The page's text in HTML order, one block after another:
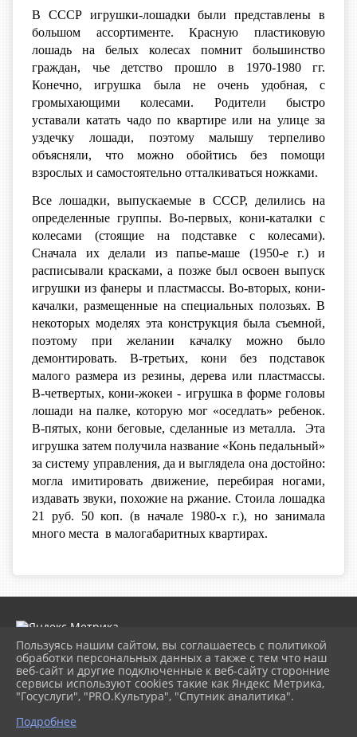
В СССР игрушки-лошадки были представлены в
большом ассортименте. Красную пластиковую
лошадь на белых колесах помнит большинство
граждан, чье детство прошло в 1970-1980 гг.
Конечно, игрушка была не очень удобная, с
громыхающими колесами. Родители быстро
уставали катать чадо по квартире или на улице за
уздечку лошади, поэтому малышу терпеливо
объясняли, что можно обойтись без помощи
взрослых и самостоятельно отталкиваться ножками.
Все лошадки, выпускаемые в СССР, делились на
определенные группы. Во-первых, кони-каталки с
колесами (стоящие на подставке с колесами).
Сначала их делали из папье-маше (1950-е г.) и
расписывали красками, а позже был освоен выпуск
игрушки из фанеры и пластмассы. Во-вторых, кони-
качалки, размещенные на специальных полозьях. В
некоторых моделях эта конструкция была съемной,
поэтому при желании качалку можно было
демонтировать. В-третьих, кони без подставок
малого размера из резины, дерева или пластмассы.
В-четвертых, кони-жокеи - игрушка в форме головы
лошади на палке, которую мог «оседлать» ребенок.
В-пятых, кони беговые, сделанные из металла. Эта
игрушка затем получила название «Конь педальный»
за систему управления, да и выглядела она достойно:
могла имитировать движение, перебирая ногами,
издавать звуки, похожие на ржание. Стоила лошадка
21 руб. 50 коп. (в начале 1980-х г.), но занимала
много места в малогабаритных квартирах.
2026 г. museumkam.ru
Вход
Карта сайта
Политика обработки персональных данных
Пользуясь нашим сайтом, вы соглашаетесь с политикой
обработки персональных данных а также с тем что наш
веб-сайт и другие подключенные к веб-сайту сторонние
сервисы используют cookies такие как Яндекс Метрика,
"Госуслуги", "PRO.Культура", "Спутник аналитика".
Подробнее